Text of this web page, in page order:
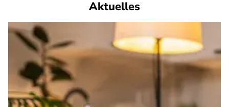
Aktuelles